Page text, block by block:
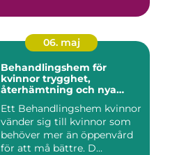
06. maj
Behandlingshem för
kvinnor trygghet,
återhämtning och nya
Ett Behandlingshem kvinnor
vänder sig till kvinnor som
behöver mer än öppenvård
för att må bättre. D...